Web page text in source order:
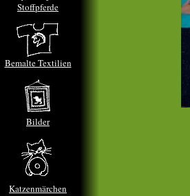
Stoffpferde
Bemalte Textilien
Bilder
Katzenmärchen